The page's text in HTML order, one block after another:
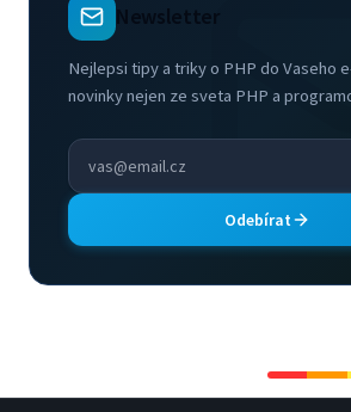
Newsletter
Nejlepsi tipy a triky o PHP do Vaseho
novinky nejen ze sveta PHP a
Odebírat